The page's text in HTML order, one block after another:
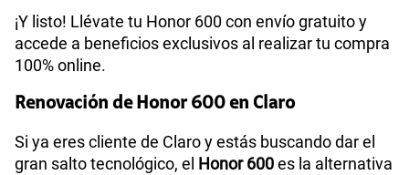
¡Y listo! Llévate tu Honor 600 con envío gratuito y
accede a beneficios exclusivos al realizar tu compra
100% online.
Renovación de Honor 600 en Claro
Si ya eres cliente de Claro y estás buscando dar el
gran salto tecnológico, el Honor 600es la alternativa